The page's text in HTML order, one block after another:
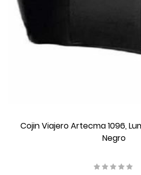
Cojin Viajero Artecma 1096,
Negro